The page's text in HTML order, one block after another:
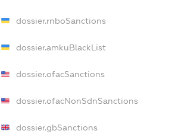
dossier.rnboSanctions
dossier.amkuBlackList
dossier.ofacSanctions
dossier.ofacNonSdnSanctions
dossier.gbSanctions